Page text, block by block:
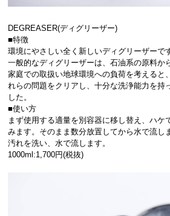
DEGREASER(ディグリーザー)
■特徴
環境にやさしい全く新しいディグリーザーで
一般的なディグリーザーは、石油系の原料か
家庭での取扱い地球環境への負荷を考えると
れらの問題をクリアし、十分な洗浄能力を持
した。
■使い方
まず使用する適量を別容器に移し替え、ハケ
みます。そのまま数分放置してから水で流し
汚れを洗い、水で流します。
1000ml:1,700円(税抜)